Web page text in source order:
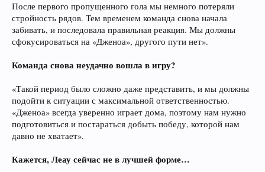
После первого пропущенного гола мы немного потеряли
стройность рядов. Тем временем команда снова начала
забивать, и последовала правильная реакция. Мы должны
сфокусироваться на «Дженоа», другого пути нет».
Команда снова неудачно вошла в игру?
«Такой период было сложно даже представить, и мы должны
подойти к ситуации с максимальной ответственностью.
«Дженоа» всегда уверенно играет дома, поэтому нам нужно
подготовиться и постараться добыть победу, которой нам
давно не хватает».
Кажется, Леау сейчас не в лучшей форме…